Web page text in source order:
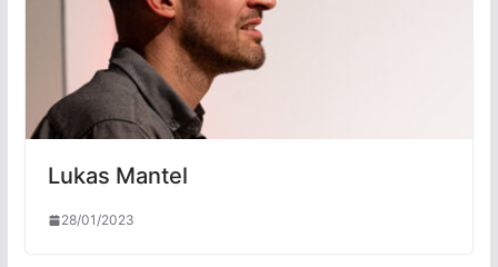
Lukas Mantel
28/01/2023